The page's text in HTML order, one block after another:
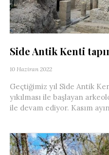
Side Antik Kenti
10 Haziran 2022
Geçtiğimiz yıl Side Antik
yıkılması ile başlayan
ile devam ediyor. Kasım